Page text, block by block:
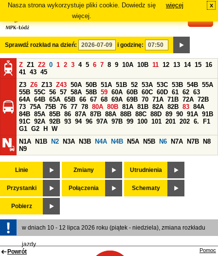
Nasza strona wykorzystuje pliki cookie. Dowiedz się
więcej.
więcej x
Sprawdź rozkład na dzień: i godzinę:
Z Z1 Z2 0 1 2 3 4 5 6 7 8 9 10A 10B 11 12 13 14 15 16
41 43 45
Z3 Z6 Z13 Z43 50A 50B 51A 51B 52 53A 53C 53B 54B 55A
55B 55C 56 57 58A 58B 59 60A 60B 60C 60D 61 62 63
64A 64B 65A 65B 66 67 68 69A 69B 70 71A 71B 72A 72B
73 75A 75B 76 77 78 80A 80B 81A 81B 82A 82B 83 84A
84B 85A 85B 86 87A 87B 88A 88B 88C 88D 89 90 91A 91B
91C 92A 92B 93 94 96 97A 97B 99 100 101 201 202 6.
F1
G1 G2 H
W
N1A
N1B N2 N3A N3B N4A N4B N5A N5B N6 N7A N7B
N8
N9
Linie Zmiany Utrudnienia
Przystanki Połączenia Schematy
Pobierz
w dniach 10 - 12 lipca 2026 roku (piątek - niedziela), zmiana rozkładu
jazdy
Powrót
Pomoc